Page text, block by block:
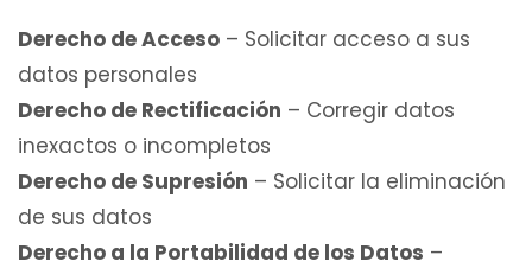
Derecho de Acceso – Solicitar acceso a sus
datos personales
Derecho de Rectificación – Corregir datos
inexactos o incompletos
Derecho de Supresión – Solicitar la eliminación
de sus datos
Derecho a la Portabilidad de los Datos –